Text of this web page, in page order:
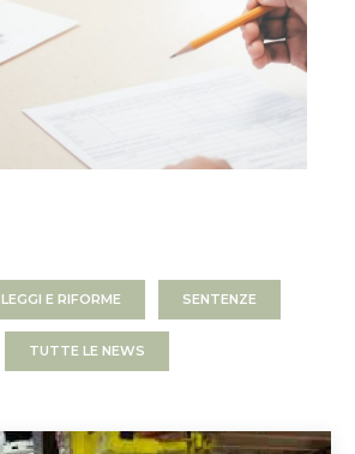
LEGGI E RIFORME SENTENZE
TUTTE LE NEWS